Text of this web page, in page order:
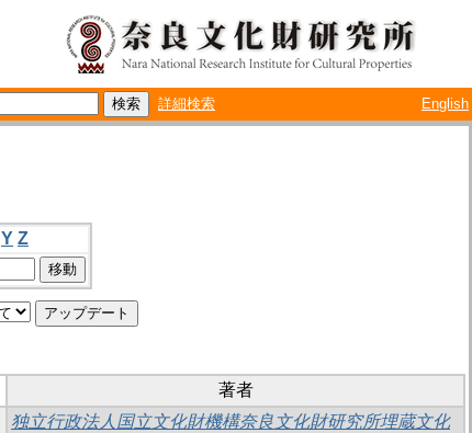
詳細検索 English
Y Z
著者
独立行政法人国立文化財機構奈良文化財研究所埋蔵文化